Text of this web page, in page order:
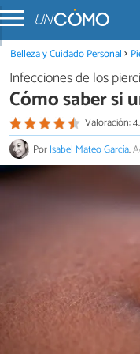
Belleza y Cuidado Personal
Infecciones de los
Cómo saber si
Valoración:
PorIsabel Mateo García.